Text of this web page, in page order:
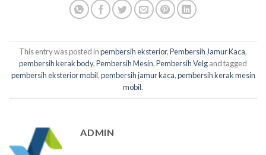
This entry was posted inpembersih eksterior,Pembersih Jamur Kaca,
pembersih kerak body,Pembersih Mesin,Pembersih Velgand tagged
pembersih eksterior mobil,pembersih jamur kaca,pembersih kerak mesin
mobil.
ADMIN